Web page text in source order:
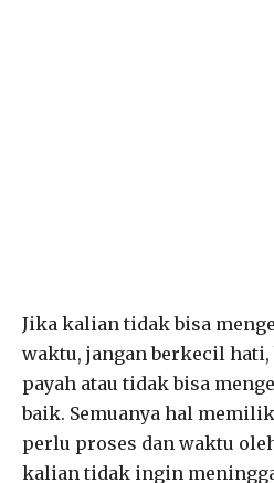
Jika kalian tidak bisa
waktu, jangan berkecil
payah atau tidak bisa
baik. Semuanya hal
perlu proses dan waktu
kalian tidak ingin